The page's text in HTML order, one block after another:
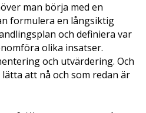
man börja med en
formulera en långsiktig
och definiera var
olika insatser.
och utvärdering. Och
att nå och som redan är